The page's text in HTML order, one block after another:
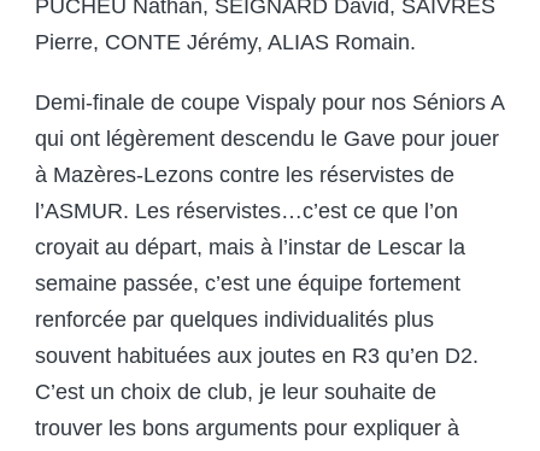
PUCHEU Nathan, SEIGNARD David, SAIVRES
Pierre, CONTE Jérémy, ALIAS Romain.
Demi-finale de coupe Vispaly pour nos Séniors A
qui ont légèrement descendu le Gave pour jouer
à Mazères-Lezons contre les réservistes de
l’ASMUR. Les réservistes…c’est ce que l’on
croyait au départ, mais à l’instar de Lescar la
semaine passée, c’est une équipe fortement
renforcée par quelques individualités plus
souvent habituées aux joutes en R3 qu’en D2.
C’est un choix de club, je leur souhaite de
trouver les bons arguments pour expliquer à